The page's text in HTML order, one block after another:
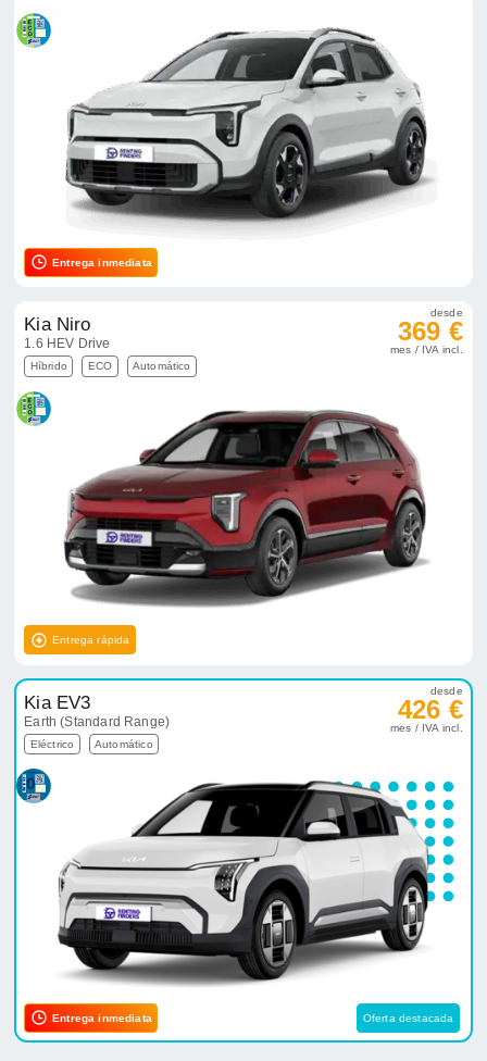
Entrega inmediata
Kia Niro
1.6 HEV Drive
Híbrido ECO Automático
desde
369 €
mes / IVA incl.
Entrega rápida
Kia EV3
Earth (Standard Range)
Eléctrico Automático
desde
426 €
mes / IVA incl.
Entrega inmediata Oferta destacada